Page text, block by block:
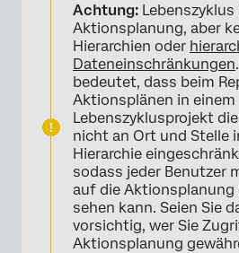
Achtung:
Aktionsplanung, aber
Hierarchien oder
Dateneinschränkungen
bedeutet, dass beim
Aktionsplänen in einem
Lebenszyklusprojekt
nicht an Ort und Stelle
Hierarchie
sodass jeder Benutzer
auf die Aktionsplanung
sehen kann. Seien Sie
vorsichtig, wer Sie
Aktionsplanung